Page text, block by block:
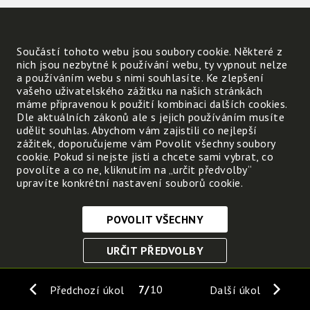
Předchozí úkol Další úkol
7 10
Součástí tohoto webu jsou soubory cookie. Některé z
nich jsou nezbytné k používání webu, ty vypnout nelze
a používáním webu s nimi souhlasíte. Ke zlepšení
vašeho uživatelského zážitku na našich stránkách
máme připravenou k použití kombinaci dalších cookies.
Dle aktuálních zákonů ale s jejich používáním musíte
udělit souhlas. Abychom vám zajistili co nejlepší
zážitek, doporučujeme vám Povolit všechny soubory
cookie. Pokud si nejste jisti a chcete sami vybrat, co
povolíte a co ne, kliknutím na „určit předvolby“
upravíte konkrétní nastavení souborů cookie.
Nezbytně nutné cookies
Tyto soubory cookie jsou nezbytné, abyste se mohli
funkce. Bez těchto cookies by webové stránky
POVOLIT VŠECHNY
URČIT PŘEDVOLBY